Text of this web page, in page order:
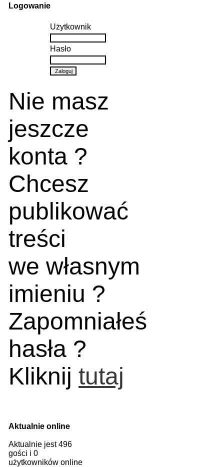
Logowanie
Użytkownik
Hasło
Nie masz
jeszcze
konta ?
Chcesz
publikować
treści
we własnym
imieniu ?
Zapomniałeś
hasła ?
Kliknij tutaj
Aktualnie online
Aktualnie jest 496
gości i 0
użytkowników online